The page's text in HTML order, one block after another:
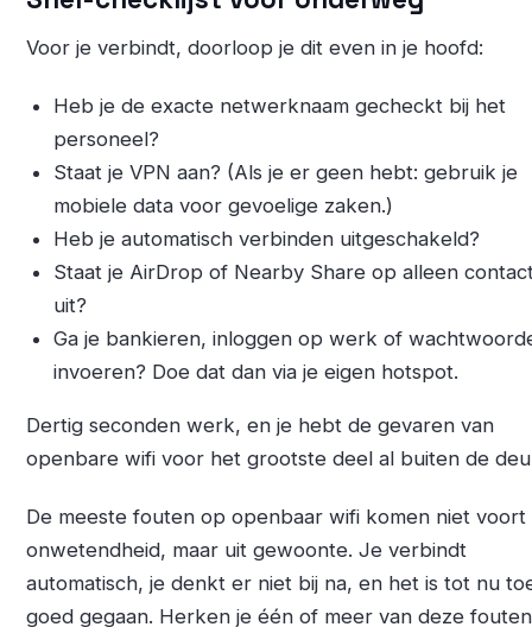
Voor je verbindt, doorloop je dit even in je hoofd:
Heb je de exacte netwerknaam gecheckt bij het
personeel?
Staat je VPN aan? (Als je er geen hebt: gebruik je
mobiele data voor gevoelige zaken.)
Heb je automatisch verbinden uitgeschakeld?
Staat je AirDrop of Nearby Share op alleen
uit?
Ga je bankieren, inloggen op werk of
invoeren? Doe dat dan via je eigen hotspot.
Dertig seconden werk, en je hebt de gevaren van
openbare wifi voor het grootste deel al buiten de
De meeste fouten op openbaar wifi komen niet voort
onwetendheid, maar uit gewoonte. Je verbindt
automatisch, je denkt er niet bij na, en het is tot nu
goed gegaan. Herken je één of meer van deze